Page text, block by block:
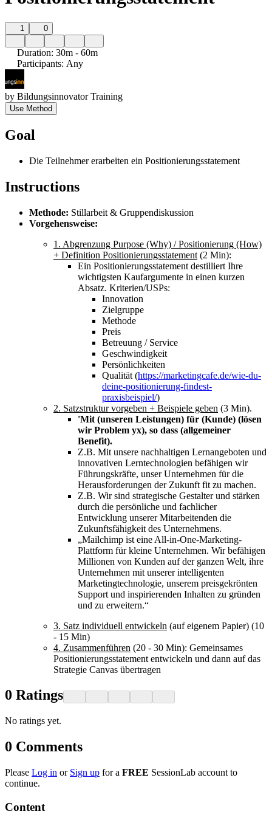
1 0
Duration: 30m - 60m
Participants: Any
by Bildungsinnovator Training
Use Method
Goal
Die Teilnehmer erarbeiten ein Positionierungsstatement
Instructions
Methode: Stillarbeit & Gruppendiskussion
Vorgehensweise:
1. Abgrenzung Purpose (Why) / Positionierung (How)
+ Definition Positionierungsstatement (2 Min):
Ein Positionierungsstatement destilliert Ihre
wichtigsten Kaufargumente in einen kurzen
Absatz. Kriterien/USPs:
Innovation
Zielgruppe
Methode
Preis
Betreuung / Service
Geschwindigkeit
Persönlichkeiten
Qualität (https://marketingcafe.de/wie-du-
deine-positionierung-findest-
praxisbeispiel/)
2. Satzstruktur vorgeben + Beispiele geben (3 Min).
'Mit (unseren Leistungen) für (Kunde) (lösen
wir Problem yx), so dass (allgemeiner
Benefit).
Z.B. Mit unsere nachhaltigen Lernangeboten und
innovativen Lerntechnologien befähigen wir
Führungskräfte, unser Unternehmen für die
Herausforderungen der Zukunft fit zu machen.
Z.B. Wir sind strategische Gestalter und stärken
durch die persönliche und fachlicher
Entwicklung unserer Mitarbeitenden die
Zukunftsfähigkeit des Unternehmens.
„Mailchimp ist eine All-in-One-Marketing-
Plattform für kleine Unternehmen. Wir befähigen
Millionen von Kunden auf der ganzen Welt, ihre
Unternehmen mit unserer intelligenten
Marketingtechnologie, unserem preisgekrönten
Support und inspirierenden Inhalten zu gründen
und zu erweitern.“
3. Satz individuell entwickeln (auf eigenem Papier) (10
- 15 Min)
4. Zusammenführen (20 - 30 Min): Gemeinsames
Positionierungsstatement entwickeln und dann auf das
Strategie Canvas übertragen
0 Ratings
No ratings yet.
0 Comments
Please Log in or Sign up for a FREE SessionLab account to
continue.
Content